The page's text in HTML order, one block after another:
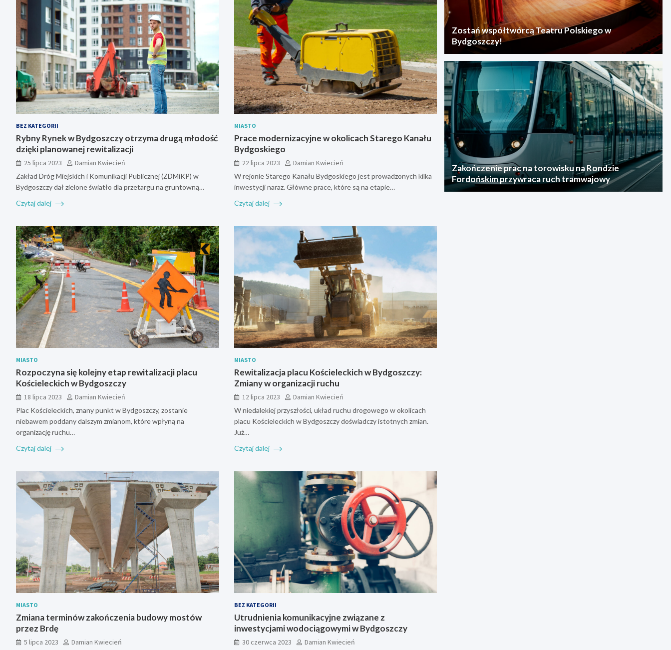
BEZ KATEGORII
Rybny Rynek w Bydgoszczy otrzyma drugą młodość
dzięki planowanej rewitalizacji
25 lipca 2023 Damian Kwiecień
Zakład Dróg Miejskich i Komunikacji Publicznej (ZDMiKP) w
Bydgoszczy dał zielone światło dla przetargu na gruntowną…
Czytaj dalej
MIASTO
Prace modernizacyjne w okolicach Starego Kanału
Bydgoskiego
22 lipca 2023 Damian Kwiecień
W rejonie Starego Kanału Bydgoskiego jest prowadzonych kilka
inwestycji naraz. Główne prace, które są na etapie…
Czytaj dalej
MIASTO
Rozpoczyna się kolejny etap rewitalizacji placu
Kościeleckich w Bydgoszczy
18 lipca 2023 Damian Kwiecień
Plac Kościeleckich, znany punkt w Bydgoszczy, zostanie
niebawem poddany dalszym zmianom, które wpłyną na
organizację ruchu…
Czytaj dalej
MIASTO
Rewitalizacja placu Kościeleckich w Bydgoszczy:
Zmiany w organizacji ruchu
12 lipca 2023 Damian Kwiecień
W niedalekiej przyszłości, układ ruchu drogowego w okolicach
placu Kościeleckich w Bydgoszczy doświadczy istotnych zmian.
Już…
Czytaj dalej
MIASTO
Zmiana terminów zakończenia budowy mostów
przez Brdę
5 lipca 2023 Damian Kwiecień
BEZ KATEGORII
Utrudnienia komunikacyjne związane z
inwestycjami wodociągowymi w Bydgoszczy
30 czerwca 2023 Damian Kwiecień
Zostań współtwórcą Teatru Polskiego w
Bydgoszczy!
Zakończenie prac na torowisku na Rondzie
Fordońskim przywraca ruch tramwajowy